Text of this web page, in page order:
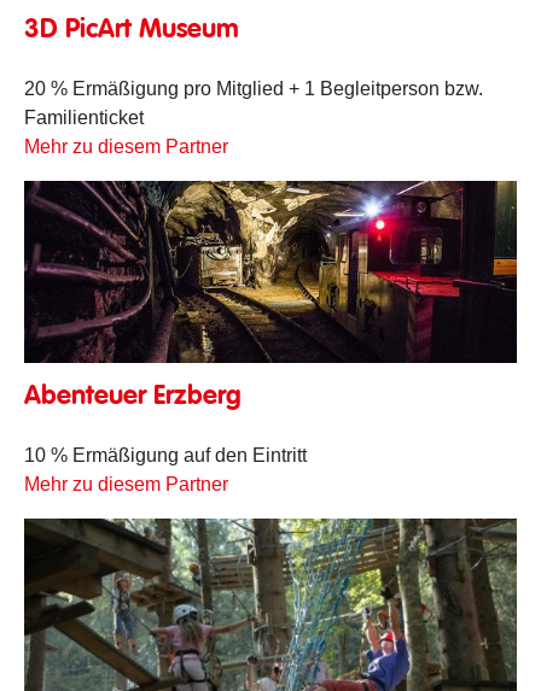
3D PicArt Museum
20 % Ermäßigung pro Mitglied + 1 Begleitperson bzw.
Familienticket
Mehr zu diesem Partner
Abenteuer Erzberg
10 % Ermäßigung auf den Eintritt
Mehr zu diesem Partner